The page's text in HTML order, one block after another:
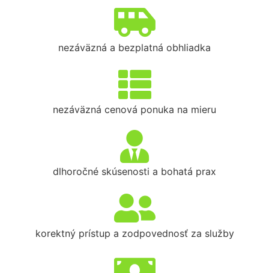
nezáväzná a bezplatná obhliadka
nezáväzná cenová ponuka na mieru
dlhoročné skúsenosti a bohatá prax
korektný prístup a zodpovednosť za služby